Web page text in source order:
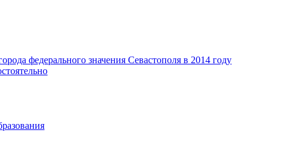
федерального значения Севастополя в 2014 году